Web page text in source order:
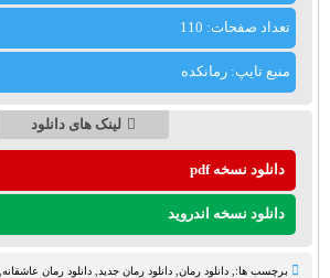
تعداد صفحات: 110
منبع تایپ: رمانکده
لینک های دانلود
دانلود نسخه pdf
دانلود نسخه اندروید
برچسب ها:, دانلود رمان, دانلود رمان جدید دانلود رمان عاشقانه,